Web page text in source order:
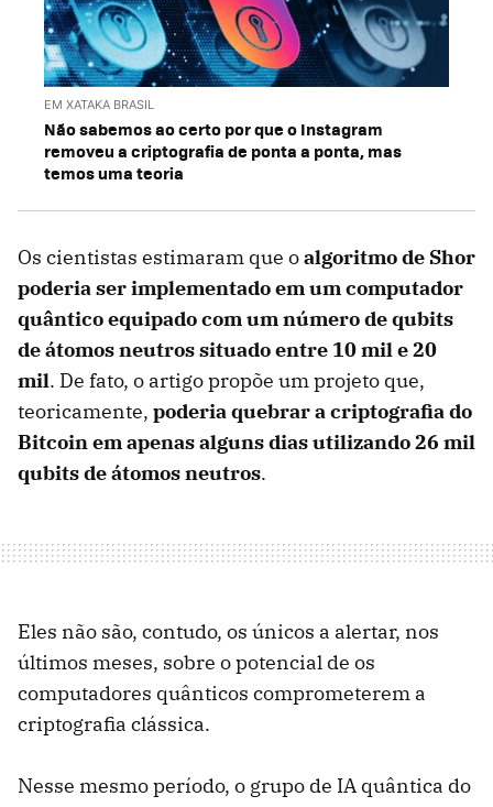
EM XATAKA BRASIL
Não sabemos ao certo por que o Instagram
removeu a criptografia de ponta a ponta, mas
temos uma teoria
Os cientistas estimaram que oalgoritmo de Shor
poderia ser implementado em um computador
quântico equipado com um número de qubits
de átomos neutros situado entre 10 mil e 20
mil. De fato, o artigo propõe um projeto que,
teoricamente, poderia quebrar a criptografia do
Bitcoin em apenas alguns dias utilizando 26 mil
qubits de átomos neutros.
Eles não são, contudo, os únicos a alertar, nos
últimos meses, sobre o potencial de os
computadores quânticos comprometerem a
criptografia clássica.
Nesse mesmo período, o grupo de IA quântica do